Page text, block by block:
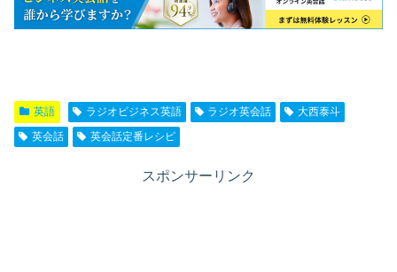
英語 ラジオビジネス英語 ラジオ英会話
大西泰斗
英会話
英会話定番レシピ
スポンサーリンク